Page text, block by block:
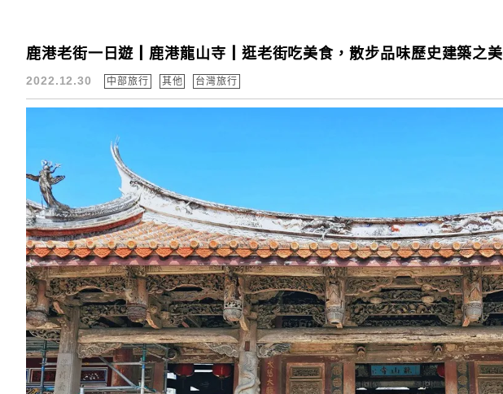
鹿港老街一日遊┃鹿港龍山寺┃逛老街吃美食，散步品味歷史建築之美
2022.12.30 中部旅行 其他 台灣旅行